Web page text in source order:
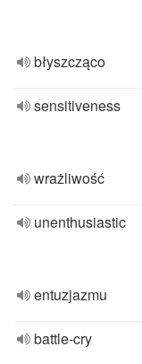
błyszcząco
sensitiveness
wrażliwość
unenthusiastic
entuzjazmu
battle-cry